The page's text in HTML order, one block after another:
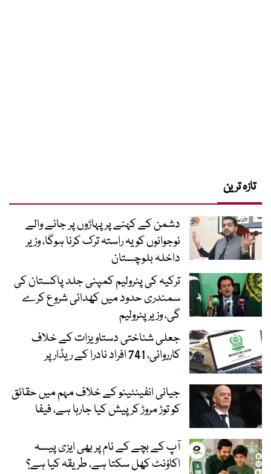
تازہ ترین
دشمن کے کہنے پر پہاڑوں پر جانے والے
نوجوانوں کو یہ راستہ ترک کرنا ہوگا، وزیر
داخلہ بلوچستان
ترکیہ کی پٹرولیم کمپنی جلد پاکستان کی
سمندری حدود میں کھدائی شروع کرے
گی، وزیر پٹرولیم
جعلی شناختی دستاویزات کے خلاف
کارروائی، 741 افراد نادرا کے ریڈار پر
جیانی انفینٹینو کے خلاف مہم میں حقائق
کو توڑ مروڑ کر پیش کیا جارہا ہے، فیفا
آپ کے بچے کے نام پر بھی ایزی پیسہ
اکاؤنٹ کھل سکتا ہے، طریقہ کیا ہے؟